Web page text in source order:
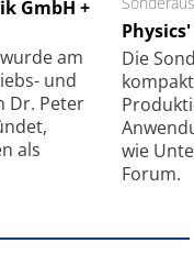
GmbH +
am
und
Dr. Peter
als
Die
wie
Forum.